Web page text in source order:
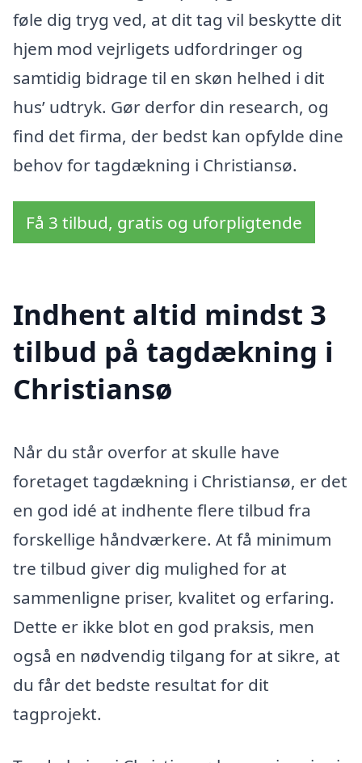
føle dig tryg ved, at dit tag vil beskytte dit
hjem mod vejrligets udfordringer og
samtidig bidrage til en skøn helhed i dit
hus’ udtryk. Gør derfor din research, og
find det firma, der bedst kan opfylde dine
behov for tagdækning i Christiansø.
Få 3 tilbud, gratis og uforpligtende
Indhent altid mindst 3
tilbud på tagdækning i
Christiansø
Når du står overfor at skulle have
foretaget tagdækning i Christiansø, er det
en god idé at indhente flere tilbud fra
forskellige håndværkere. At få minimum
tre tilbud giver dig mulighed for at
sammenligne priser, kvalitet og erfaring.
Dette er ikke blot en god praksis, men
også en nødvendig tilgang for at sikre, at
du får det bedste resultat for dit
tagprojekt.